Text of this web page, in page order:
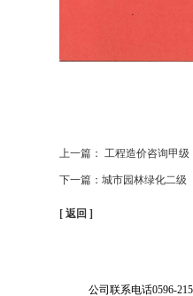
上一篇： 工程造价咨询甲级
下一篇：城市园林绿化二级
[ 返回 ]
公司联系电话0596-